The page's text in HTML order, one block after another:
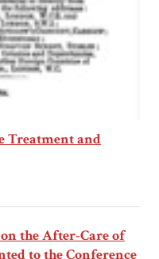
Treatment and
the After-Care of
to the Conference